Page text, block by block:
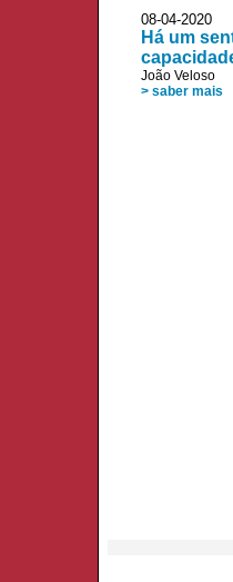
08-04-
Há um
João Veloso
> saber mais